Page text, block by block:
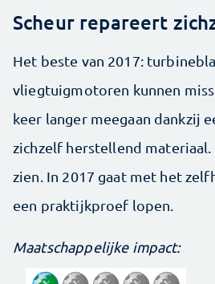
Scheur repareert
Het beste van 2017:
vliegtuigmotoren kunnen
keer langer meegaan dankzij
zichzelf herstellend
zien. In 2017 gaat met het
een praktijkproef lopen.
Maatschappelijke impact: